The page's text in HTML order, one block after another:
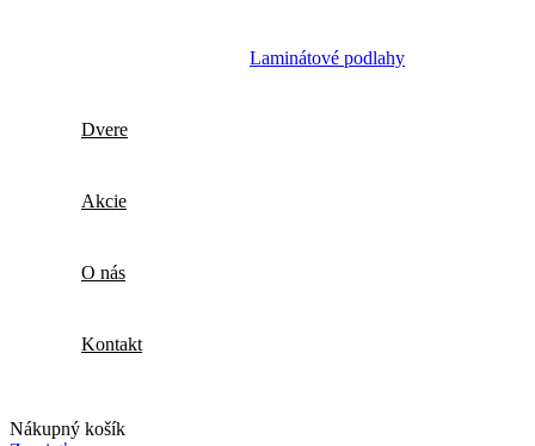
Laminátové podlahy
Dvere
Akcie
O nás
Kontakt
Nákupný košík